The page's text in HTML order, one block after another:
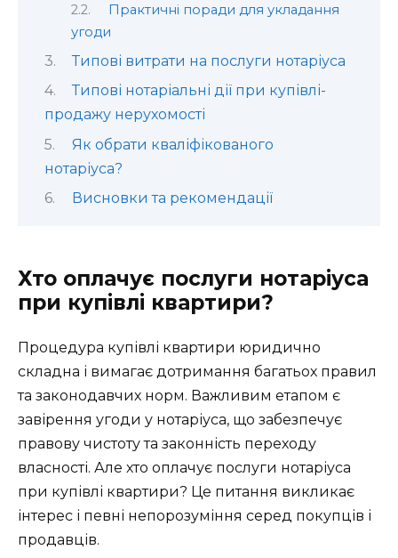
Практичні поради для укладання
угоди
Типові витрати на послуги нотаріуса
Типові нотаріальні дії при купівлі-
продажу нерухомості
Як обрати кваліфікованого
нотаріуса?
Висновки та рекомендації
Хто оплачує послуги нотаріуса
при купівлі квартири?
Процедура купівлі квартири юридично
складна і вимагає дотримання багатьох правил
та законодавчих норм. Важливим етапом є
завірення угоди у нотаріуса, що забезпечує
правову чистоту та законність переходу
власності. Але хто оплачує послуги нотаріуса
при купівлі квартири? Це питання викликає
інтерес і певні непорозуміння серед покупців і
продавців.